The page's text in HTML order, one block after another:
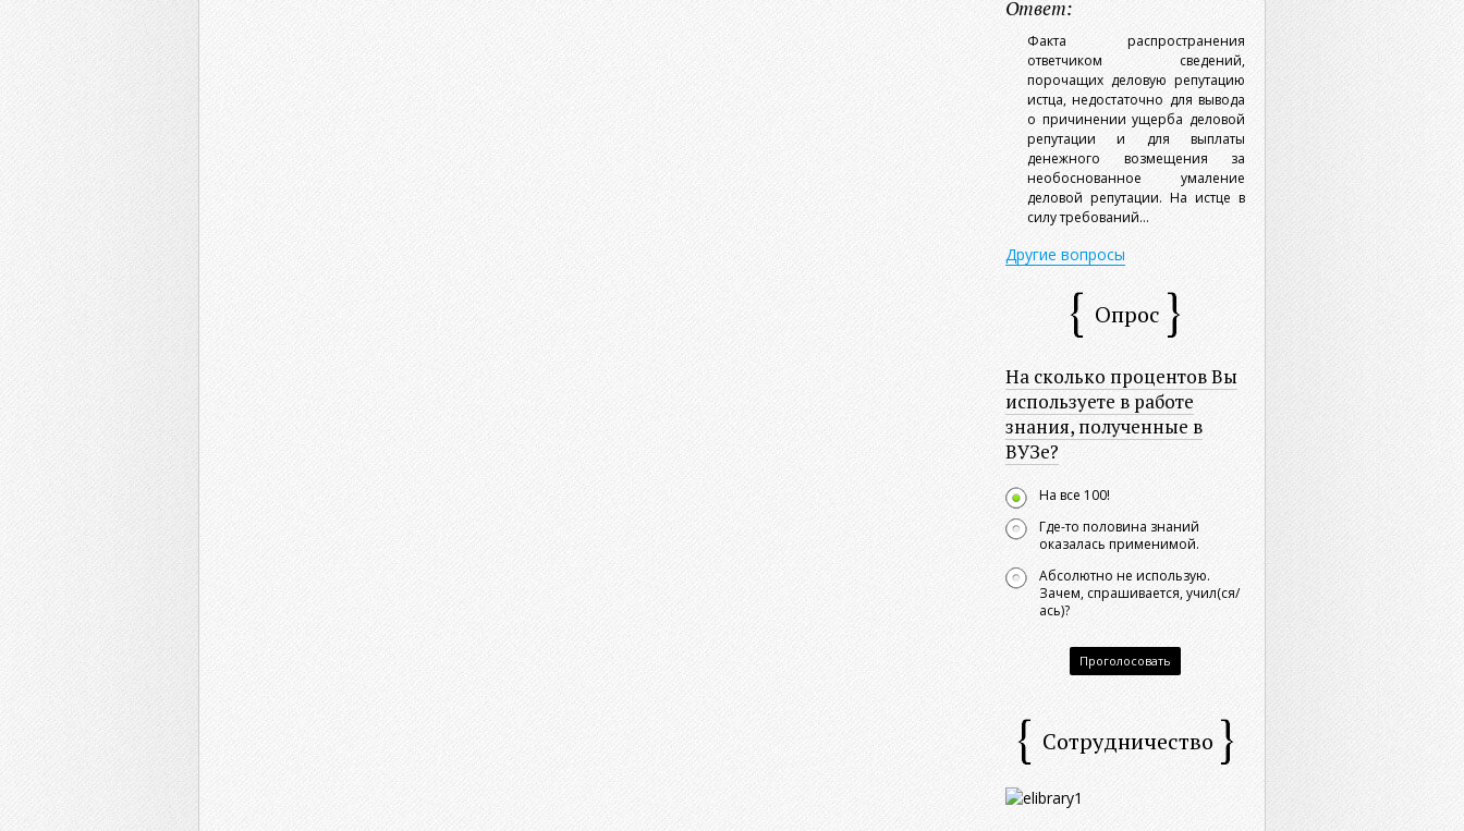
Ответ:
Факта распространения
ответчиком сведений,
порочащих деловую репутацию
истца, недостаточно для вывода
о причинении ущерба деловой
репутации и для выплаты
денежного возмещения за
необоснованное умаление
деловой репутации. На истце в
силу требований...
Другие вопросы
Опрос
На сколько процентов Вы
используете в работе
знания, полученные в
ВУЗе?
На все 100!
Где-то половина знаний
оказалась применимой.
Абсолютно не использую.
Зачем, спрашивается, учил(ся/
ась)?
Проголосовать
Сотрудничество